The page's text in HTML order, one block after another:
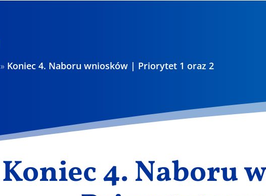
» Koniec 4. Naboru wniosków | Priorytet 1 oraz 2
Koniec 4. Naboru